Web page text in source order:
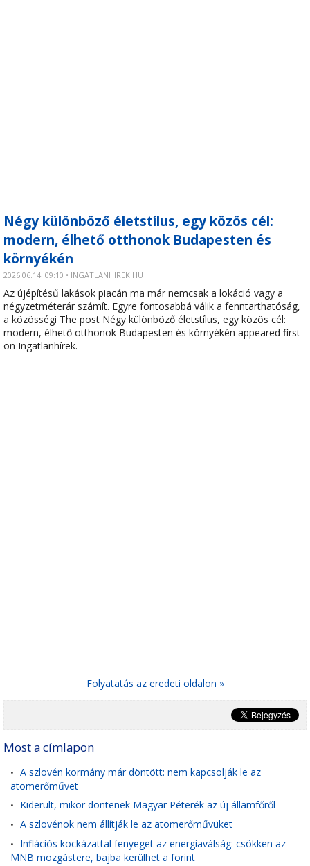
Négy különböző életstílus, egy közös cél:
modern, élhető otthonok Budapesten és
környékén
2026.06.14. 09:10 • INGATLANHIREK.HU
Az újépítésű lakások piacán ma már nemcsak a lokáció vagy a
négyzetméterár számít. Egyre fontosabbá válik a fenntarthatóság,
a közösségi The post Négy különböző életstílus, egy közös cél:
modern, élhető otthonok Budapesten és környékén appeared first
on Ingatlanhírek.
Folyatatás az eredeti oldalon »
Most a címlapon
• A szlovén kormány már döntött: nem kapcsolják le az
atomerőművet
• Kiderült, mikor döntenek Magyar Péterék az új államfőről
• A szlovénok nem állítják le az atomerőművüket
• Inflációs kockázattal fenyeget az energiaválság: csökken az
MNB mozgástere, bajba kerülhet a forint